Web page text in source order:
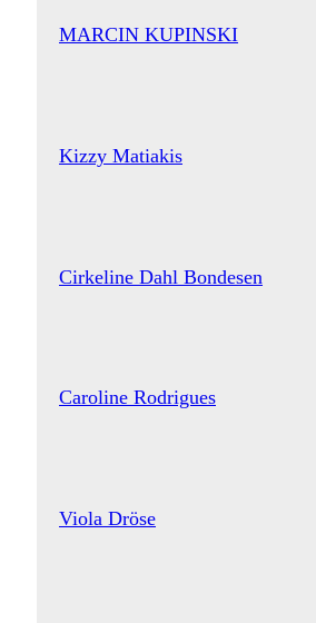
MARCIN KUPINSKI
Kizzy Matiakis
Cirkeline Dahl Bondesen
Caroline Rodrigues
Viola Dröse